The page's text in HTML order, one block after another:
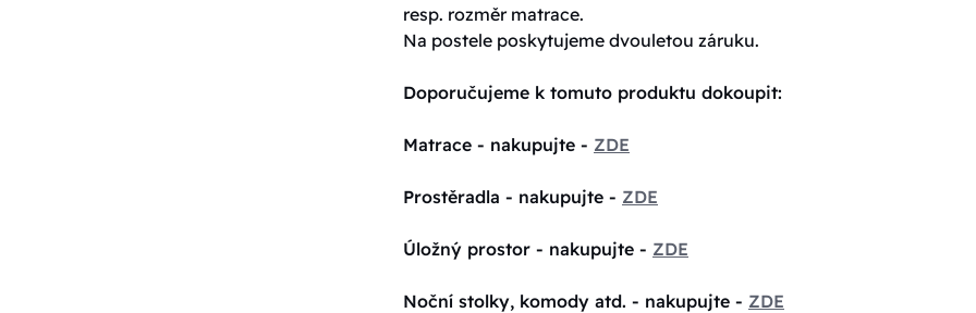
resp. rozměr matrace.
Na postele poskytujeme dvouletou záruku.
Doporučujeme k tomuto produktu dokoupit:
Matrace - nakupujte - ZDE
Prostěradla - nakupujte - ZDE
Úložný prostor - nakupujte - ZDE
Noční stolky, komody atd. - nakupujte - ZDE